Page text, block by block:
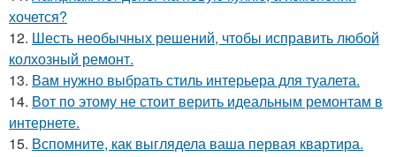
хочется?
12. Шесть необычных решений, чтобы исправить любой
колхозный ремонт.
13. Вам нужно выбрать стиль интерьера для туалета.
14. Вот по этому не стоит верить идеальным ремонтам в
интернете.
15. Вспомните, как выглядела ваша первая квартира.